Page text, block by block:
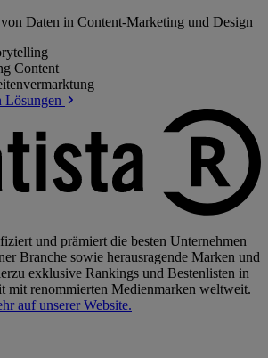
Daten in Content-Marketing und Design
Content
Lösungen
und prämiert die besten Unternehmen
Branche sowie herausragende Marken und
exklusive Rankings und Bestenlisten in
mit renommierten Medienmarken weltweit.
auf unserer Website.